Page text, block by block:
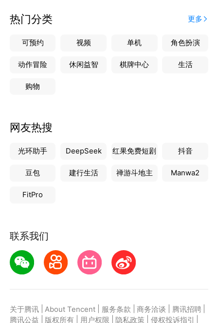
热门分类 更多
可预约 视频 单机 角色扮演
动作冒险 休闲益智 棋牌中心 生活
购物
网友热搜
光环助手 DeepSeek 红果免费短剧 抖音
豆包 建行生活 禅游斗地主 Manwa2
FitPro
联系我们
关于腾讯 About Tencent 服务条款 商务洽谈 腾讯招聘
腾讯公益
版权所有 用户权限 隐私政策 侵权投诉指引